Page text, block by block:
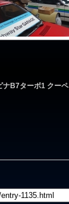
ナB7ターボ1 クー